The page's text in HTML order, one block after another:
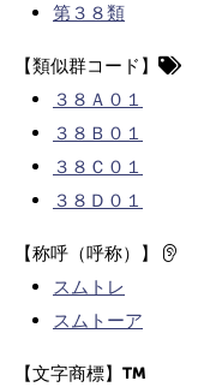
第３８類
【類似群コード】
３８Ａ０１
３８Ｂ０１
３８Ｃ０１
３８Ｄ０１
【称呼（呼称）】
スムトレ
スムトーア
【文字商標】